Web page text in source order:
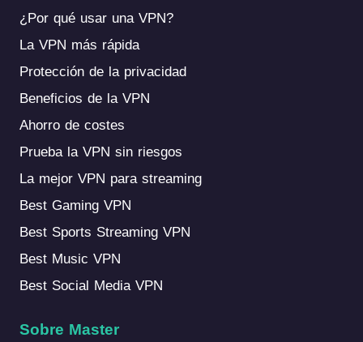
¿Por qué usar una VPN?
La VPN más rápida
Protección de la privacidad
Beneficios de la VPN
Ahorro de costes
Prueba la VPN sin riesgos
La mejor VPN para streaming
Best Gaming VPN
Best Sports Streaming VPN
Best Music VPN
Best Social Media VPN
Sobre Master